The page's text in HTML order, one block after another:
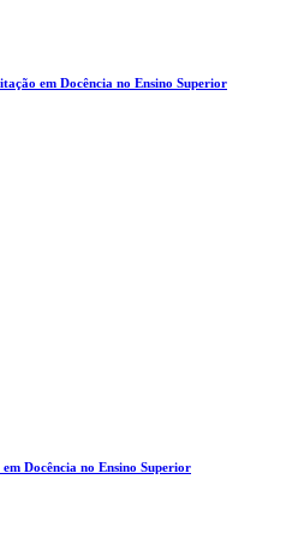
em Docência no Ensino Superior
Docência no Ensino Superior